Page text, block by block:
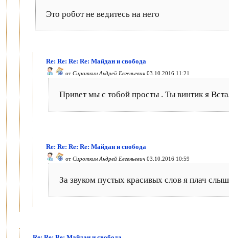
Это робот не ведитесь на него
Re: Re: Re: Re: Майдан и свобода
от Сироткин Андрей Евгеньевич 03.10.2016 11:21
Привет мы с тобой просты . Ты винтик я
Re: Re: Re: Re: Майдан и свобода
от Сироткин Андрей Евгеньевич 03.10.2016 10:59
За звуком пустых красивых слов я плач